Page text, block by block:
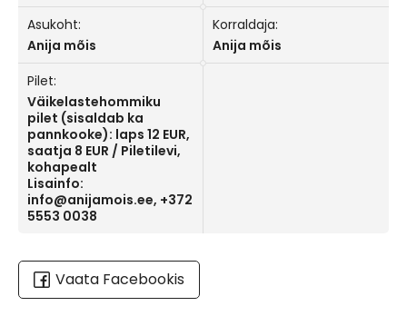
Asukoht:
Anija mõis
Korraldaja:
Anija mõis
Pilet:
Väikelastehommiku
pilet (sisaldab ka
pannkooke): laps 12 EUR,
saatja 8 EUR / Piletilevi,
kohapealt
Lisainfo:
info@anijamois.ee, +372
5553 0038
Vaata Facebookis